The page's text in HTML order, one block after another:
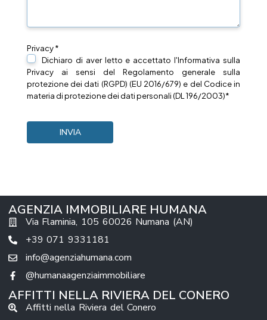
Privacy *
Dichiaro di aver letto e accettato l'Informativa sulla
Privacy ai sensi del Regolamento generale sulla
protezione dei dati (RGPD) (EU 2016/679) e del Codice in
materia di protezione dei dati personali (DL 196/2003)*
AGENZIA IMMOBILIARE HUMANA
Via Flaminia, 105 60026 Numana (AN)
+39 071 9331181
info@agenziahumana.com
@humanaagenziaimmobiliare
AFFITTI NELLA RIVIERA DEL CONERO
Affitti nella Riviera del Conero